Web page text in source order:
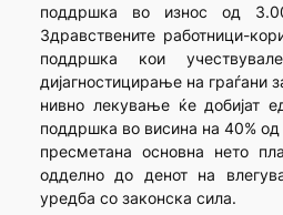
поддршка во износ од
Здравствените работници-
поддршка кои
дијагностицирање на граѓани
нивно лекување ќе добијат
поддршка во висина на 40% од
пресметана основна нето
одделно до денот на
уредба со законска сила.